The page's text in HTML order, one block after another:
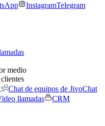
InstagramTelegram
medio
Chat de equipos de JivoChat
llamadas
CRM